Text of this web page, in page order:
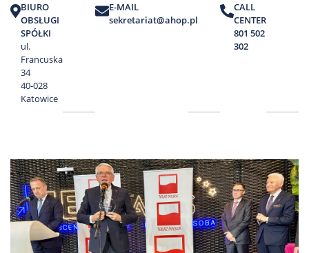
Edukacja
Pacjenta
O
nas
Marki
Nas
Kariera
Galeria
Kontakt
BIURO
OBSŁUGI
SPÓŁKI
ul.
Francuska
34
40-028
Katowice
E-MAIL
sekretariat@ahop.pl
CALL
CENTER
801 502
302